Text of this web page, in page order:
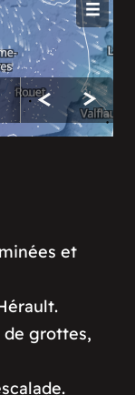
et
de grottes,